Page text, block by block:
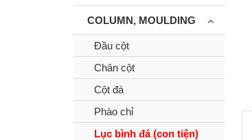
COLUMN, MOULDING
Đầu cột
Chân cột
Cột đá
Phào chỉ
Lục bình đá (con tiện)